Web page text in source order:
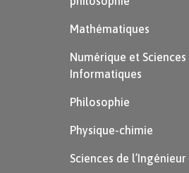
Mathématiques
Numérique et Sciences
Informatiques
Philosophie
Physique-chimie
Sciences de l’Ingénieur